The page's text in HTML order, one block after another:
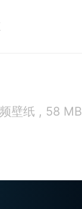
壁纸 , 58 MB